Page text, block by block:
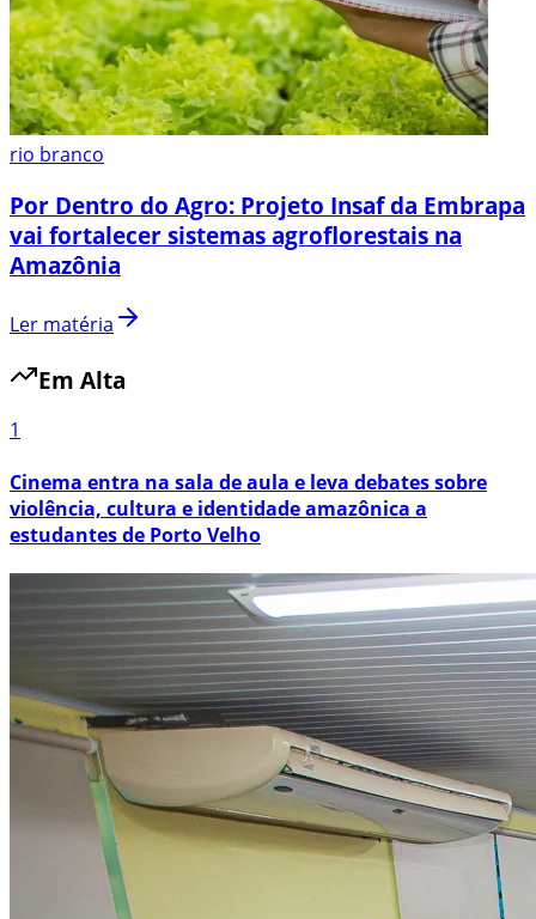
rio branco
Por Dentro do Agro: Projeto Insaf da Embrapa
vai fortalecer sistemas agroflorestais na
Amazônia
Ler matéria
Em Alta
1
Cinema entra na sala de aula e leva debates sobre
violência, cultura e identidade amazônica a
estudantes de Porto Velho